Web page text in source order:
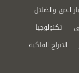
الحق والضلال
تكنولوجيا
الابراج الفلكية